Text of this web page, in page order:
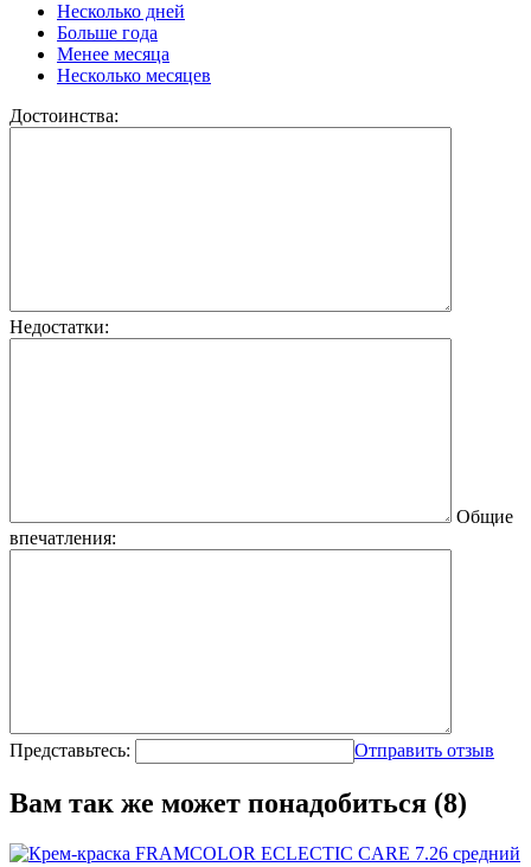
Несколько дней
Больше года
Менее месяца
Несколько месяцев
Достоинства:
Недостатки:
Общие
впечатления:
Представьтесь: Отправить отзыв
Вам так же может понадобиться (8)